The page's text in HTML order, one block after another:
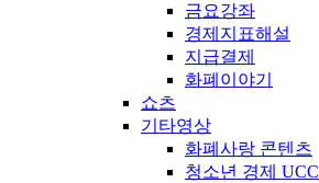
금요강좌
경제지표해설
지급결제
화폐이야기
쇼츠
기타영상
화폐사랑 콘텐츠
청소년 경제 UCC